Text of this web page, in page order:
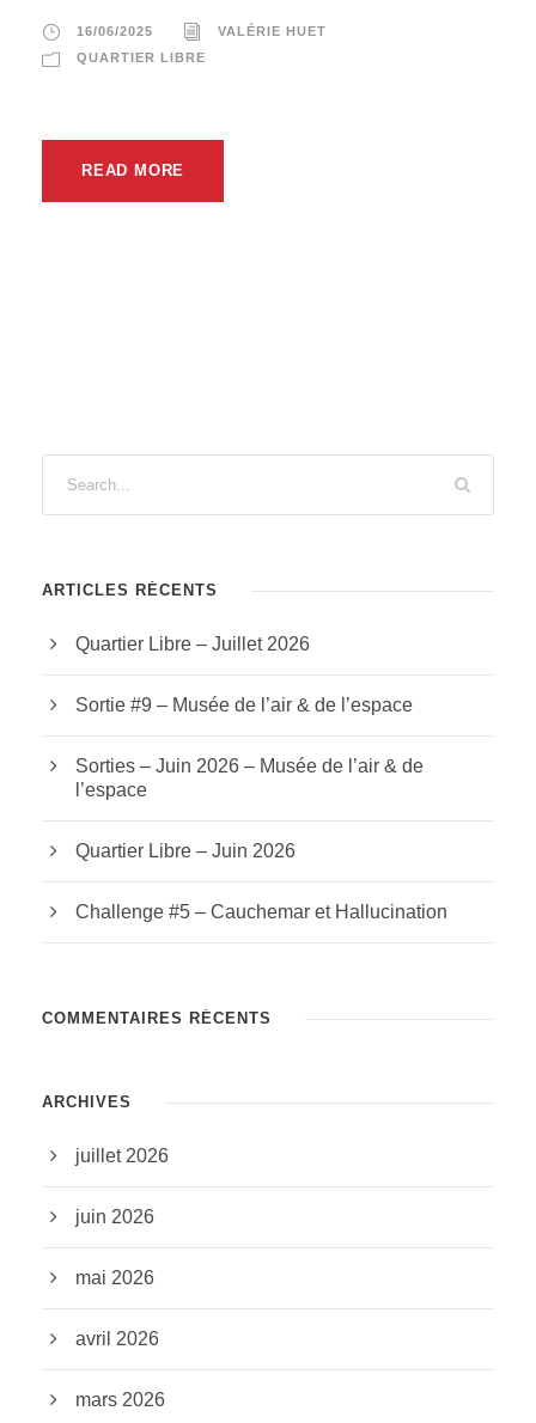
16/06/2025
VALÉRIE HUET
QUARTIER LIBRE
READ MORE
ARTICLES RÉCENTS
Quartier Libre – Juillet 2026
Sortie #9 – Musée de l’air & de l’espace
Sorties – Juin 2026 – Musée de l’air & de
l’espace
Quartier Libre – Juin 2026
Challenge #5 – Cauchemar et Hallucination
COMMENTAIRES RÉCENTS
ARCHIVES
juillet 2026
juin 2026
mai 2026
avril 2026
mars 2026